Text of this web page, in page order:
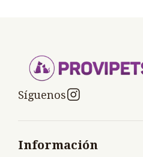
Síguenos
Información